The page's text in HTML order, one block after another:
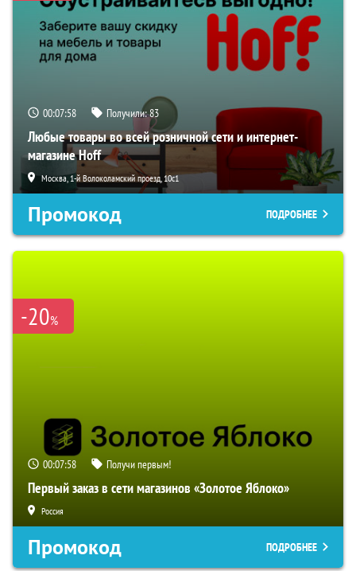
00:07:57 Получили:83
Любые товары во всей розничной сети и интернет-
магазине Hoff
Москва, 1-й Волоколамский проезд, 10с1
Промокод ПОДРОБНЕЕ
-20%
00:07:57 Получи первым!
Первый заказ в сети магазинов «Золотое Яблоко»
Россия
Промокод ПОДРОБНЕЕ